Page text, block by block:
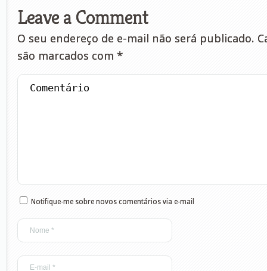
Leave a Comment
O seu endereço de e-mail não será publicado.
são marcados com *
Notifique-me sobre novos comentários via e-mail